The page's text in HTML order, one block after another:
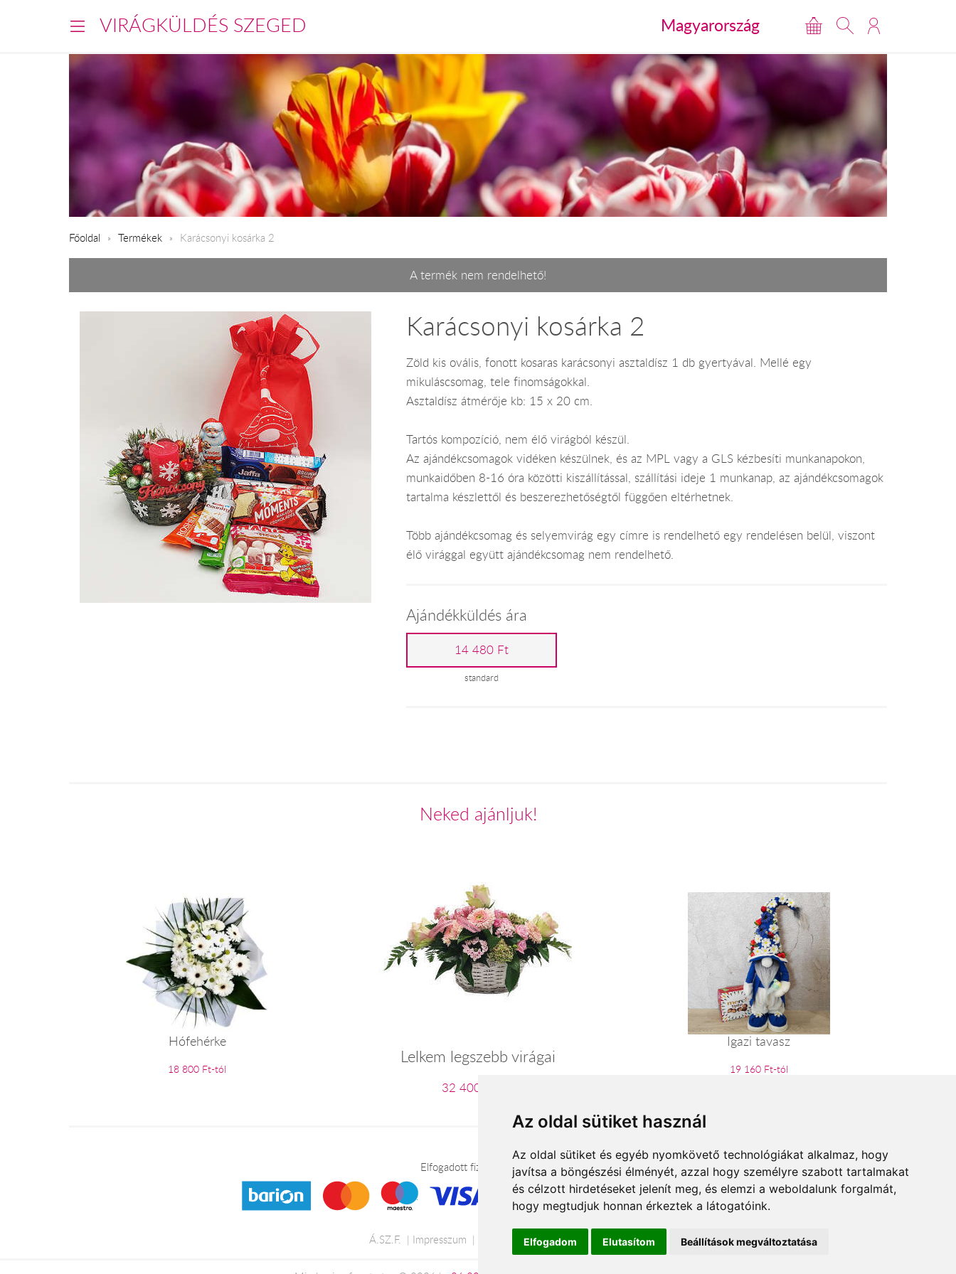
Az oldal sütiket használ
Az oldal sütiket és egyéb nyomkövető technológiákat alkalmaz, hogy
javítsa a böngészési élményét, azzal hogy személyre szabott tartalmakat
és célzott hirdetéseket jelenít meg, és elemzi a weboldalunk forgalmát,
hogy megtudjuk honnan érkeztek a látogatóink.
Elfogadom Elutasítom Beállítások megváltoztatása
VIRÁGKÜLDÉS SZEGED Magyarország
Főoldal Termékek Karácsonyi kosárka 2
A termék nem rendelhető!
Karácsonyi kosárka 2
Zöld kis ovális, fonott kosaras karácsonyi asztaldísz 1 db gyertyával. Mellé egy
mikuláscsomag, tele finomságokkal.
Asztaldísz átmérője kb: 15 x 20 cm.
Tartós kompozíció, nem élő virágból készül.
Az ajándékcsomagok vidéken készülnek, és az MPL vagy a GLS kézbesíti munkanapokon,
munkaidőben 8-16 óra közötti kiszállítással, szállítási ideje 1 munkanap, az ajándékcsomagok
tartalma készlettől és beszerezhetőségtől függően eltérhetnek.
Több ajándékcsomag és selyemvirág egy címre is rendelhető egy rendelésen belül, viszont
élő virággal együtt ajándékcsomag nem rendelhető.
Ajándékküldés ára
14 480 Ft
standard
Neked ajánljuk!
Hófehérke
18 800 Ft-tól
Lelkem legszebb virágai
32 400 Ft-tól
Igazi tavasz
19 160 Ft-tól
Elfogadott fizetési módok
Á.SZ.F. Impresszum Adatkezelési tájékoztató